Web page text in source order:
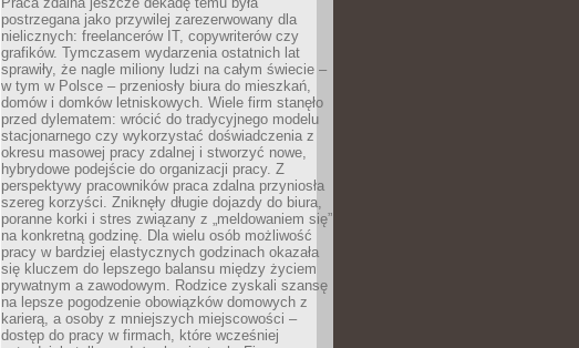
postrzegana jako przywilej zarezerwowany dla
nielicznych: freelancerów IT, copywriterów czy
grafików. Tymczasem wydarzenia ostatnich lat
sprawiły, że nagle miliony ludzi na całym świecie –
w tym w Polsce – przeniosły biura do mieszkań,
domów i domków letniskowych. Wiele firm stanęło
przed dylematem: wrócić do tradycyjnego modelu
stacjonarnego czy wykorzystać doświadczenia z
okresu masowej pracy zdalnej i stworzyć nowe,
hybrydowe podejście do organizacji pracy. Z
perspektywy pracowników praca zdalna przyniosła
szereg korzyści. Zniknęły długie dojazdy do biura,
poranne korki i stres związany z „meldowaniem się”
na konkretną godzinę. Dla wielu osób możliwość
pracy w bardziej elastycznych godzinach okazała
się kluczem do lepszego balansu między życiem
prywatnym a zawodowym. Rodzice zyskali szansę
na lepsze pogodzenie obowiązków domowych z
karierą, a osoby z mniejszych miejscowości –
dostęp do pracy w firmach, które wcześniej